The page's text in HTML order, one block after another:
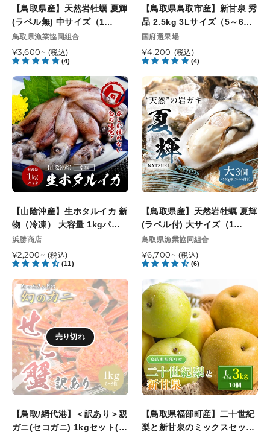
始
予
定
輝
(ラ
ベ
ル
無)
中
サ
イ
ズ
（1
個/350
～
500g
級）
月
10
日
注
文
締
切
8
月
13
日
最
終
お
届
け
指
【鳥取県産】天然岩牡蠣 夏輝
(ラベル無) 中サイズ（1
個/350～500g級）8月10日注
文締切 8月13日最終お届け指
定可能日
販
売
元
鳥取県漁業協同組合
通
常
価
格
¥3,600~ (税込)
(4)
秀
品
2.5kg
3L
サ
イ
ズ
（5
～
6
個）
国
府
選
場
8
月
下
旬
降
順
発
送
開
始
予
定
【鳥取県鳥取市産】新甘泉 秀
品 2.5kg 3Lサイズ（5～6
個） 国府選果場 8月下旬以降
順次発送開始予定
販
売
元
国府選果場
通
常
価
格
¥4,200 (税込)
(4)
【山
陰
沖
産】
生
ホ
タ
ル
イ
新
物
（冷
凍）
大
容
量
1kg
パ
ッ
ク
【山陰沖産】生ホタルイカ 新
物（冷凍） 大容量 1kgパッ
ク
販
売
元
浜勝商店
通
常
価
格
¥2,200~ (税込)
(11)
【鳥
取
県
産】
天
然
岩
牡
蠣
輝
(ラ
ベ
ル
付)
サ
イ
（1
個/500g
級）
8
月
日
注
【鳥取県産】天然岩牡蠣 夏輝
(ラベル付) 大サイズ（1
個/500g級）8月10日注文締
切 8月13日最終お届け指定可
能日
販
売
元
鳥取県漁業協同組合
通
常
格
¥6,700~ (税込)
(6)
【鳥
取/
網
代
港】
＜
訳
あ
り
親
ガ
売り切れ
【鳥取/網代港】＜訳あり＞親
ガニ(セコガニ) 1kgセット(5
【鳥
取
県
部
町
産】
二
十
紀
梨
【鳥取県福部町産】二十世紀
梨と新甘泉のミックスセット